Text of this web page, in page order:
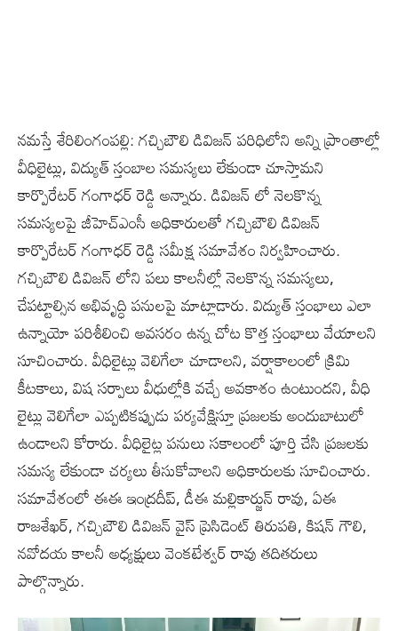
నమస్తే శేరిలింగంపల్లి: గచ్చిబౌలి డివిజన్ పరిధిలోని అన్ని ప్రాంతాల్లో
వీధిలైట్లు, విద్యుత్ స్తంబాల సమస్యలు లేకుండా చూస్తామని
కార్పొరేటర్ గంగాధర్ రెడ్డి అన్నారు. డివిజన్ లో నెలకొన్న
సమస్యలపై జీహెచ్ఎంసీ అధికారులతో గచ్చిబౌలి డివిజన్
కార్పొరేటర్ గంగాధర్ రెడ్డి సమీక్ష సమావేశం నిర్వహించారు.
గచ్చిబౌలి డివిజన్ లోని పలు కాలనీల్లో నెలకొన్న సమస్యలు,
చేపట్టాల్సిన అభివృద్ధి పనులపై మాట్లాడారు. విద్యుత్ స్తంభాలు ఎలా
ఉన్నాయో పరిశీలించి అవసరం ఉన్న చోట కొత్త స్తంభాలు వేయాలని
సూచించారు. వీధిలైట్లు వెలిగేలా చూడాలని, వర్షాకాలంలో క్రిమి
కీటకాలు, విష సర్పాలు వీధుల్లోకి వచ్చే అవకాశం ఉంటుందని, వీధి
లైట్లు వెలిగేలా ఎప్పటికప్పుడు పర్యవేక్షిస్తూ ప్రజలకు అందుబాటులో
ఉండాలని కోరారు. వీధిలైట్ల పనులు సకాలంలో పూర్తి చేసి ప్రజలకు
సమస్య లేకుండా చర్యలు తీసుకోవాలని అధికారులకు సూచించారు.
సమావేశంలో ఈఈ ఇంద్రదీప్, డీఈ మల్లికార్జున్ రావు, ఏఈ
రాజశేఖర్, గచ్చిబౌలి డివిజన్ వైస్ ప్రెసిడెంట్ తిరుపతి, కిషన్ గౌలి,
నవోదయ కాలనీ అధ్యక్షులు వెంకటేశ్వర్ రావు తదితరులు
పాల్గొన్నారు.